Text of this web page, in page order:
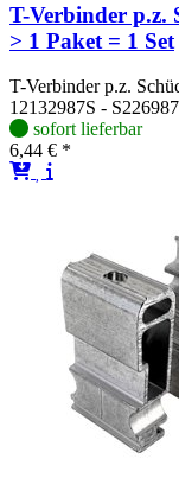
T-Verbinder p.z.
> 1 Paket = 1 Set
T-Verbinder p.z.
12132987S -
sofort lieferbar
6,44 € *